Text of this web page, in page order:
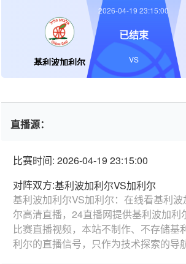
基利波加利尔
2026-04-19 23:15:00
已结束
VS
直播源：
比赛时间: 2026-04-19 23:15:00
对阵双方:基利波加利尔VS加利尔
基利波加利尔VS加利尔：在线看基利
尔高清直播，24直播网提供基利波加利
比赛直播视频，本站不制作、不存储基
利尔的直播信号，只作为技术探索的导